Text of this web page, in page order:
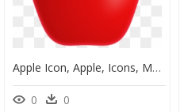
Apple Icon, Apple, Icons, Mock Up, Apple Symbol, Fruit - รูป แอ ป เปิ้ ล การ์ตูน, HD Png Download
0 0